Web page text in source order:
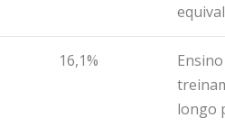
16,1%
longo